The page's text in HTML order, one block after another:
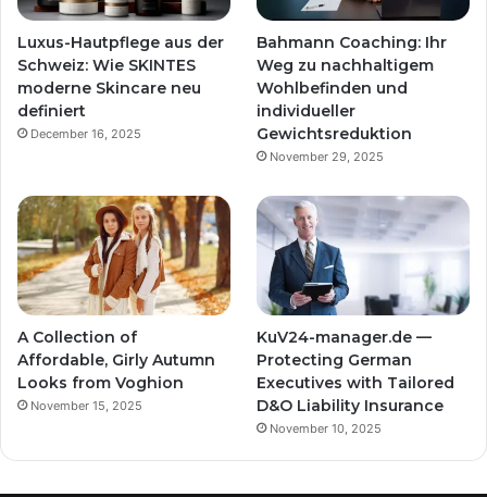
Luxus-Hautpflege aus der
Schweiz: Wie SKINTES
moderne Skincare neu
definiert
December 16, 2025
Bahmann Coaching: Ihr
Weg zu nachhaltigem
Wohlbefinden und
individueller
Gewichtsreduktion
November 29, 2025
A Collection of
Affordable, Girly Autumn
Looks from Voghion
November 15, 2025
KuV24-manager.de —
Protecting German
Executives with Tailored
D&O Liability Insurance
November 10, 2025